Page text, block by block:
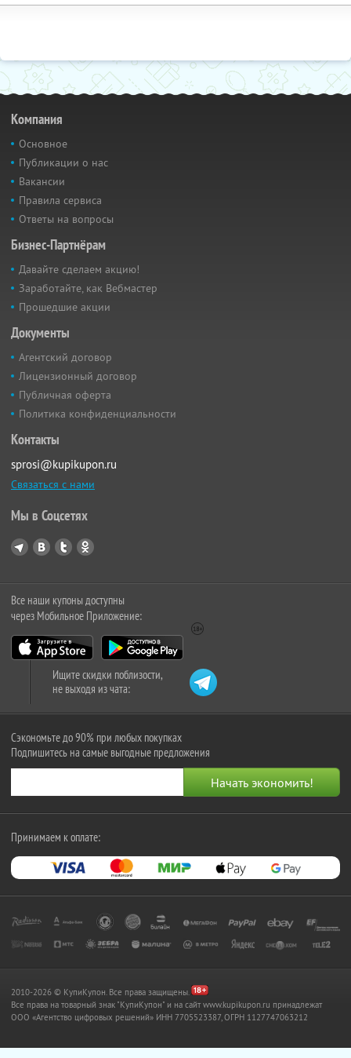
Компания
Основное
Публикации о нас
Вакансии
Правила сервиса
Ответы на вопросы
Бизнес-Партнёрам
Давайте сделаем акцию!
Заработайте, как Вебмастер
Прошедшие акции
Документы
Агентский договор
Лицензионный договор
Публичная оферта
Политика конфиденциальности
Контакты
sprosi@kupikupon.ru
Связаться с нами
Мы в Соцсетях
Все наши купоны доступны
через Мобильное Приложение:
Ищите скидки поблизости,
не выходя из чата:
Сэкономьте до 90% при любых покупках
Подпишитесь на самые выгодные предложения
Принимаем к оплате:
2010-2026 © КупиКупон. Все права защищены.
Все права на товарный знак "КупиКупон" и на сайт www.kupikupon.ru принадлежат
OOO «Агентство цифровых решений» ИНН 7705523387, ОГРН 1127747063212